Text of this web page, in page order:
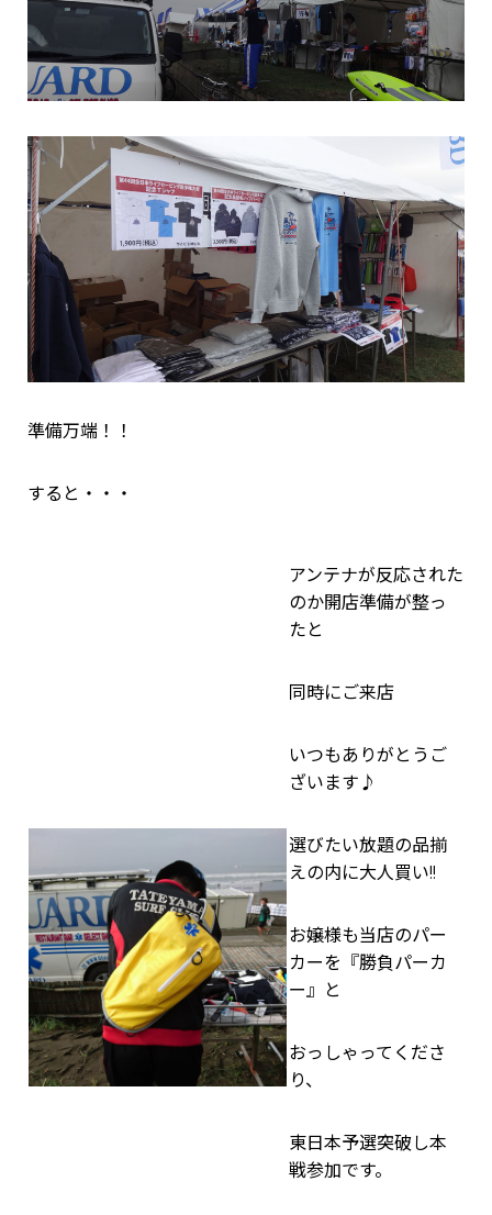
準備万端！！
すると・・・
アンテナが反応された
のか開店準備が整っ
たと
同時にご来店
いつもありがとうご
ざいます♪
選びたい放題の品揃
えの内に大人買い!!
お嬢様も当店のパー
カーを『勝負パーカ
ー』と
おっしゃってくださ
り、
東日本予選突破し本
戦参加です。